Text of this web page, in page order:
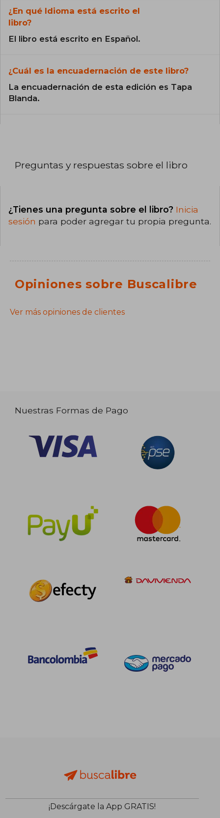
¿En qué Idioma está escrito el
libro?
El libro está escrito en Español.
¿Cuál es la encuadernación de este libro?
La encuadernación de esta edición es Tapa
Blanda.
Preguntas y respuestas sobre el libro
¿Tienes una pregunta sobre el libro? Inicia
sesión para poder agregar tu propia pregunta.
Opiniones sobre Buscalibre
Ver más opiniones de clientes
Nuestras Formas de Pago
¡Descárgate la App GRATIS!